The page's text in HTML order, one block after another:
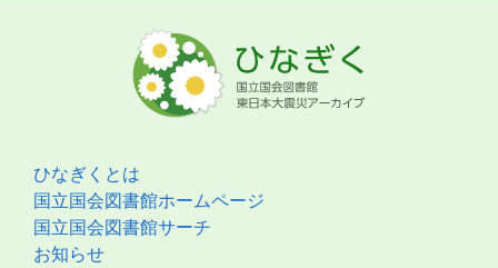
ひなぎくとは
国立国会図書館ホームページ
国立国会図書館サーチ
お知らせ